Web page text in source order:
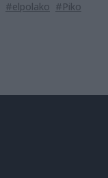
#elpolako #Piko